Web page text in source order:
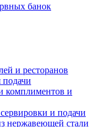
банок
и ресторанов
комплиментов и
и подачи
нержавеющей стали